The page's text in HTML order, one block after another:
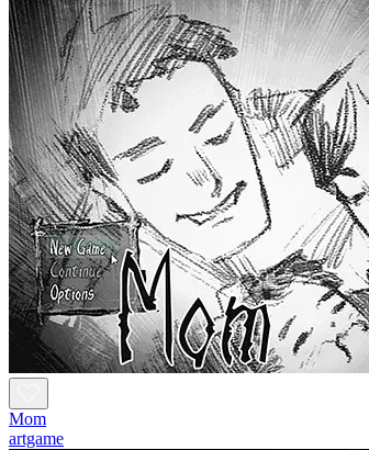
Mom
artgame